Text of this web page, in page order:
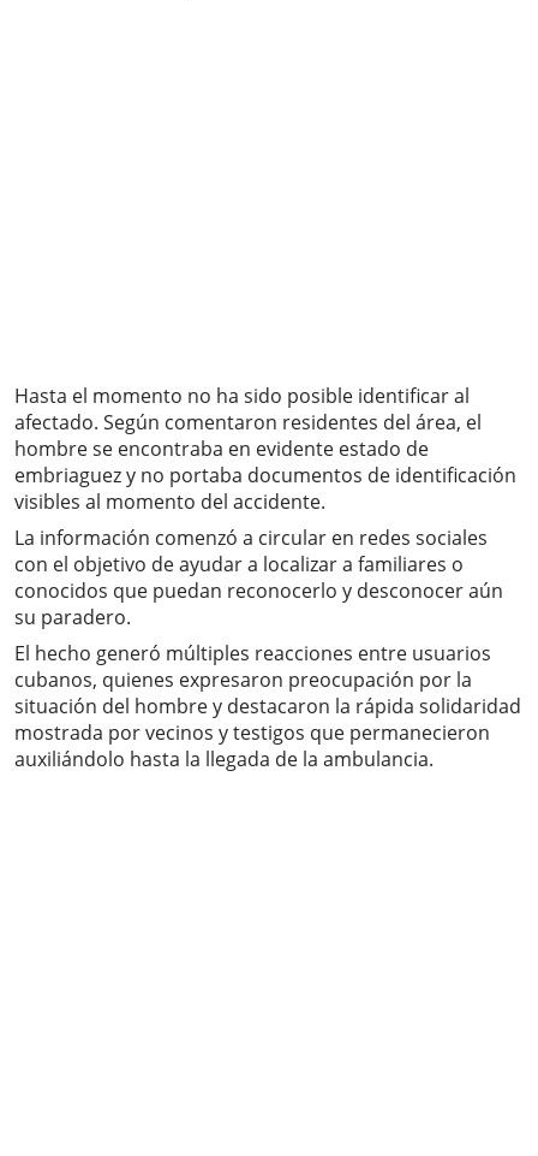
Hasta el momento no ha sido posible identificar al
afectado. Según comentaron residentes del área, el
hombre se encontraba en evidente estado de
embriaguez y no portaba documentos de identificación
visibles al momento del accidente.
La información comenzó a circular en redes sociales
con el objetivo de ayudar a localizar a familiares o
conocidos que puedan reconocerlo y desconocer aún
su paradero.
El hecho generó múltiples reacciones entre usuarios
cubanos, quienes expresaron preocupación por la
situación del hombre y destacaron la rápida solidaridad
mostrada por vecinos y testigos que permanecieron
auxiliándolo hasta la llegada de la ambulancia.